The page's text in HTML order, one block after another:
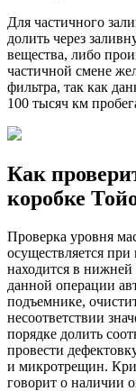
Для частичного
долить через
вещества, либо
частичной смене
фильтра, так как
100 тысяч км
Как
коробке
Проверка уровня
осуществляется
находится в
данной операции
подъемнике,
несоответствии
порядке долить
провести
и микротрещин.
говорит о наличии